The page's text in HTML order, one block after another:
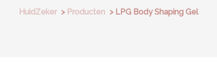
HuidZeker > Producten > LPG Body Shaping Gel